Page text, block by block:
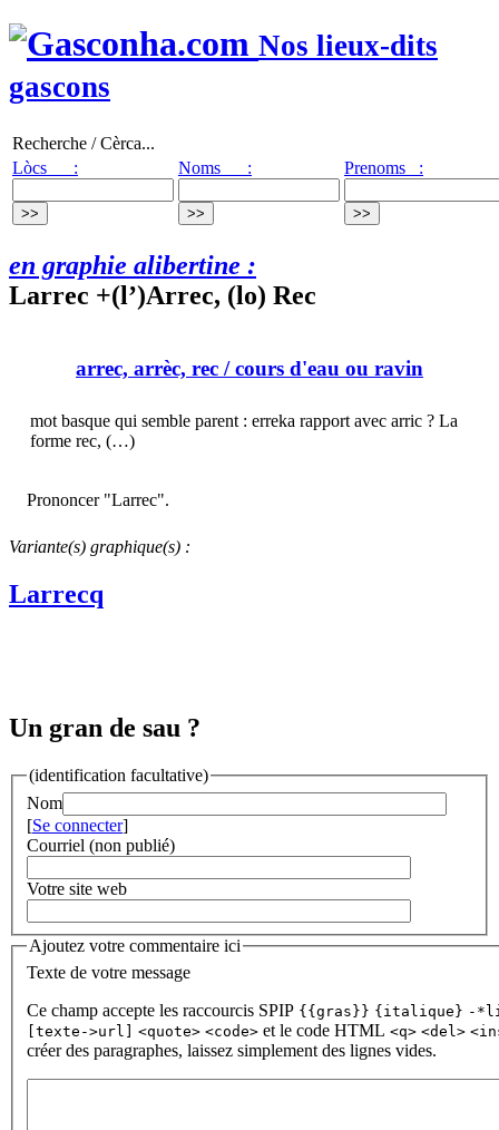
Nos lieux-dits
gascons
Recherche / Cèrca...
Lòcs :
Noms : Prenoms :
en graphie alibertine :
Larrec +(l’)Arrec, (lo) Rec
arrec, arrèc, rec / cours d'eau ou ravin
mot basque qui semble parent : erreka rapport avec arric ? La
forme rec, (…)
Prononcer "Larrec".
Variante(s) graphique(s) :
Larrecq
Un gran de sau ?
(identification facultative)
Nom
[Se connecter]
Courriel (non publié)
Votre site web
Ajoutez votre commentaire ici
Texte de votre message
Ce champ accepte les raccourcis SPIP {{gras}} {italique} -
[texte->url] <quote> <code> et le code HTML <q> <del>
créer des paragraphes, laissez simplement des lignes vides.